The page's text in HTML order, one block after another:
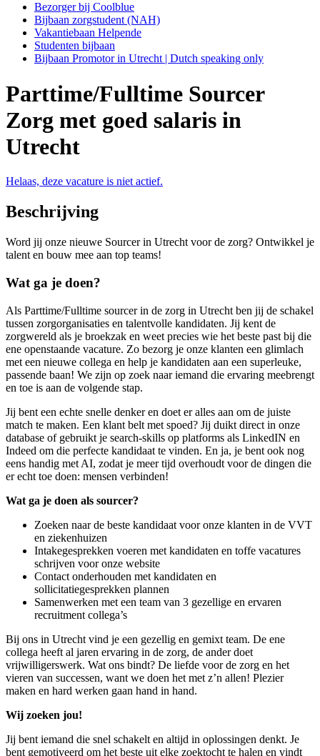
Bezorger bij Coolblue
Bijbaan zorgstudent (NAH)
Vakantiebaan Helpende
Studenten bijbaan
Bijbaan Promotor in Utrecht | Dutch speaking only
Parttime/Fulltime Sourcer
Zorg met goed salaris in
Utrecht
Helaas, deze vacature is niet actief.
Beschrijving
Word jij onze nieuwe Sourcer in Utrecht voor de zorg? Ontwikkel je
talent en bouw mee aan top teams!
Wat ga je doen?
Als Parttime/Fulltime sourcer in de zorg in Utrecht ben jij de schakel
tussen zorgorganisaties en talentvolle kandidaten. Jij kent de
zorgwereld als je broekzak en weet precies wie het beste past bij die
ene openstaande vacature. Zo bezorg je onze klanten een glimlach
met een nieuwe collega en help je kandidaten aan een superleuke,
passende baan! We zijn op zoek naar iemand die ervaring meebrengt
en toe is aan de volgende stap.
Jij bent een echte snelle denker en doet er alles aan om de juiste
match te maken. Een klant belt met spoed? Jij duikt direct in onze
database of gebruikt je search-skills op platforms als LinkedIN en
Indeed om die perfecte kandidaat te vinden. En ja, je bent ook nog
eens handig met AI, zodat je meer tijd overhoudt voor de dingen die
er echt toe doen: mensen verbinden!
Wat ga je doen als sourcer?
Zoeken naar de beste kandidaat voor onze klanten in de VVT
en ziekenhuizen
Intakegesprekken voeren met kandidaten en toffe vacatures
schrijven voor onze website
Contact onderhouden met kandidaten en
sollicitatiegesprekken plannen
Samenwerken met een team van 3 gezellige en ervaren
recruitment collega’s
Bij ons in Utrecht vind je een gezellig en gemixt team. De ene
collega heeft al jaren ervaring in de zorg, de ander doet
vrijwilligerswerk. Wat ons bindt? De liefde voor de zorg en het
vieren van successen, want we doen het met z’n allen! Plezier
maken en hard werken gaan hand in hand.
Wij zoeken jou!
Jij bent iemand die snel schakelt en altijd in oplossingen denkt. Je
bent gemotiveerd om het beste uit elke zoektocht te halen en vindt